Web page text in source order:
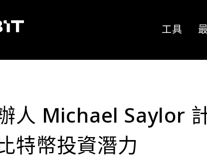
工具
人 Michael Saylor
特幣投資潛力